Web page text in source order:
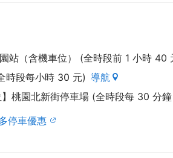
站（含機車位） (全時段前 1 小時
時段每小時 30 元) 導航
】桃園北新街停車場 (全時段每 30 分
停車優惠